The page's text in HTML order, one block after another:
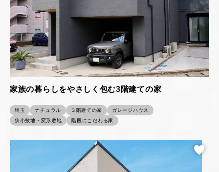
家族の暮らしをやさしく包む3階建ての家
埼玉 ナチュラル ３階建ての家
ガレージハウス
狭小敷地・変形敷地
階段にこだわる家